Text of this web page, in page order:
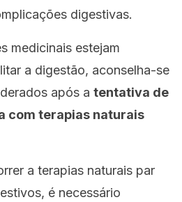
digestivas.
medicinais estejam
a digestão, aconselha-se
após a tentativa de
com terapias naturais
a terapias naturais par
é necessário